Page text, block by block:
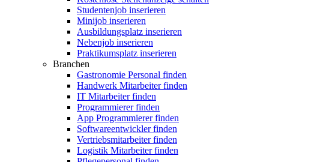
Studentenjob inserieren
Minijob inserieren
Ausbildungsplatz inserieren
Nebenjob inserieren
Praktikumsplatz inserieren
Branchen
Gastronomie Personal finden
Handwerk Mitarbeiter finden
IT Mitarbeiter finden
Programmierer finden
App Programmierer finden
Softwareentwickler finden
Vertriebsmitarbeiter finden
Logistik Mitarbeiter finden